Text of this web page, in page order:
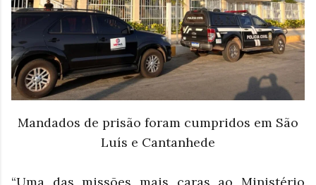
Mandados de prisão foram cumpridos em São
Luís e Cantanhede
“Uma das missões mais caras ao Ministério